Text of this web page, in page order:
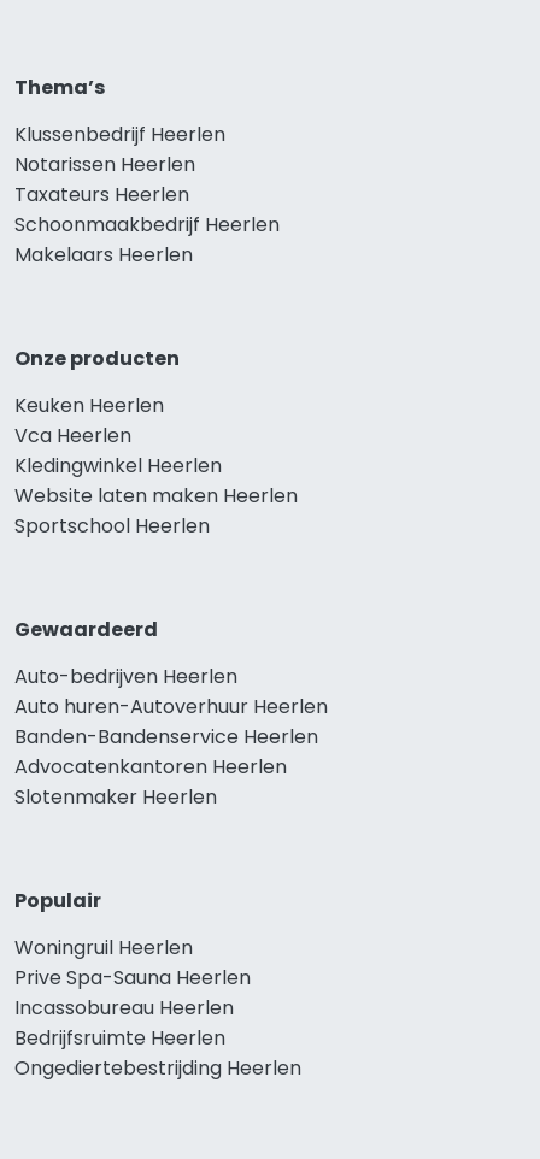
Thema’s
Klussenbedrijf Heerlen
Notarissen Heerlen
Taxateurs Heerlen
Schoonmaakbedrijf Heerlen
Makelaars Heerlen
Onze producten
Keuken Heerlen
Vca Heerlen
Kledingwinkel Heerlen
Website laten maken Heerlen
Sportschool Heerlen
Gewaardeerd
Auto-bedrijven Heerlen
Auto huren-Autoverhuur Heerlen
Banden-Bandenservice Heerlen
Advocatenkantoren Heerlen
Slotenmaker Heerlen
Populair
Woningruil Heerlen
Prive Spa-Sauna Heerlen
Incassobureau Heerlen
Bedrijfsruimte Heerlen
Ongediertebestrijding Heerlen